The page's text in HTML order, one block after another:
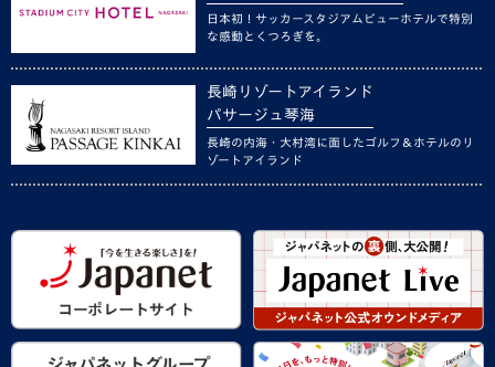
日本初！サッカースタジアムビューホテルで特別
な感動とくつろぎを。
長崎リゾートアイランド
パサージュ琴海
長崎の内海・大村湾に面したゴルフ＆ホテルのリ
ゾートアイランド